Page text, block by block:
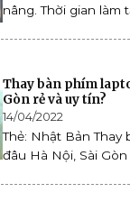
nâng. Thời gian làm
Thay bàn phím
Gòn rẻ và uy tín?
14/04/2022
Thẻ: Nhật Bản Thay
đâu Hà Nội, Sài Gòn